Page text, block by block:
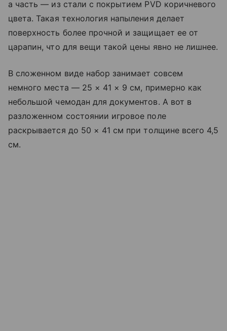
а часть — из стали с покрытием PVD коричневого
цвета. Такая технология напыления делает
поверхность более прочной и защищает ее от
царапин, что для вещи такой цены явно не лишнее.
В сложенном виде набор занимает совсем
немного места — 25 × 41 × 9 см, примерно как
небольшой чемодан для документов. А вот в
разложенном состоянии игровое поле
раскрывается до 50 × 41 см при толщине всего 4,5
см.